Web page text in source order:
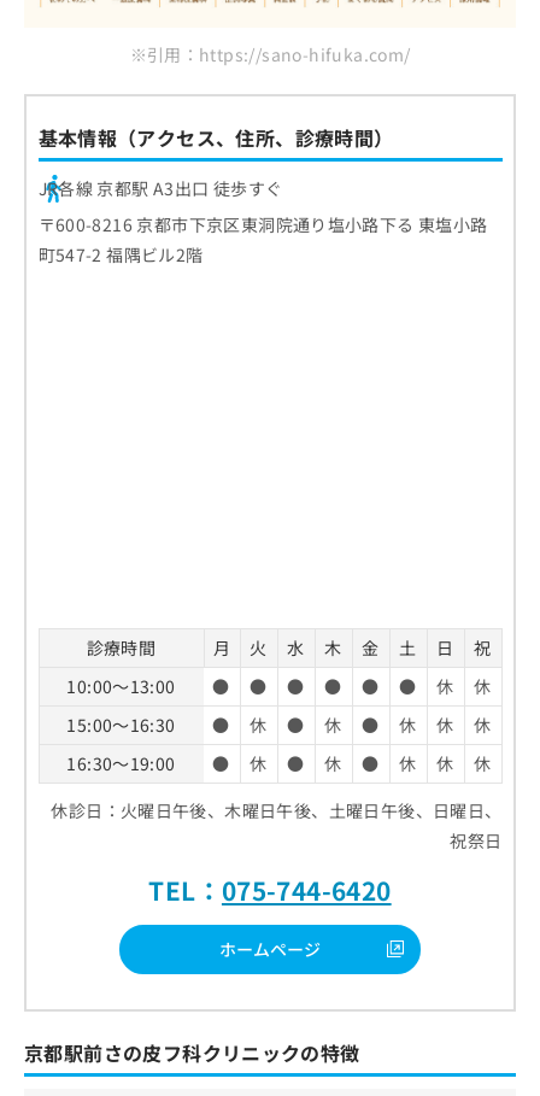
※引用：https://sano-hifuka.com/
基本情報（アクセス、住所、診療時間）
JR各線 京都駅 A3出口 徒歩すぐ
〒600-8216 京都市下京区東洞院通り塩小路下る 東塩小路
町547-2 福隅ビル2階
診療時間 月 火 水 木 金 土 日
祝
10:00～13:00
● ● ● ● ● ● 休
休
15:00～16:30
● 休 ● 休 ● 休 休
休
16:30～19:00
● 休 ● 休 ● 休 休
休
休診日：火曜日午後、木曜日午後、土曜日午後、日曜日、
祝祭日
TEL： 075-744-6420
ホームページ
京都駅前さの皮フ科クリニックの特徴